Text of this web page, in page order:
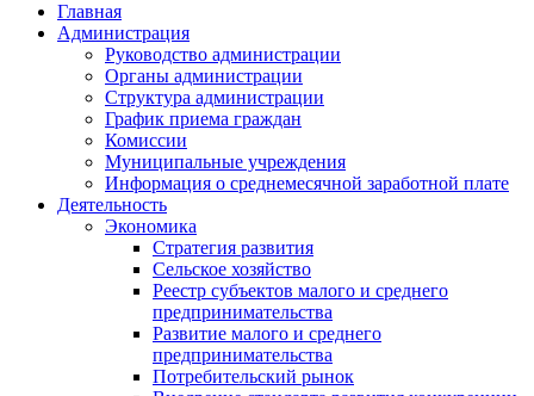
Главная
Администрация
Руководство администрации
Органы администрации
Структура администрации
График приема граждан
Комиссии
Муниципальные учреждения
Информация о среднемесячной заработной плате
Деятельность
Экономика
Стратегия развития
Сельское хозяйство
Реестр субъектов малого и среднего
предпринимательства
Развитие малого и среднего
предпринимательства
Потребительский рынок